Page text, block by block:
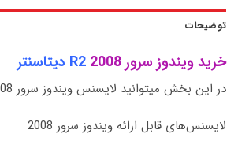
توضیحات
خرید ویندوز سرور 2008
در این بخش میتوانید لایسنس ویندوز سرور 2008 را خریداری کنید
لایسنس‌های قابل ارائه ویندوز سرور 2008